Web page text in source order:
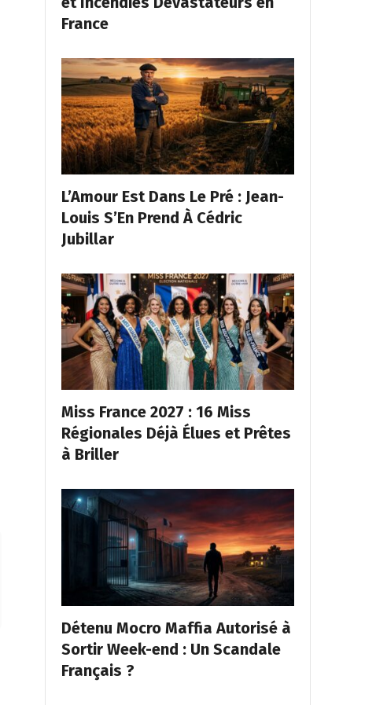
France
L’Amour Est Dans Le Pré : Jean-
Louis S’En Prend À Cédric
Jubillar
Miss France 2027 : 16 Miss
Régionales Déjà Élues et Prêtes
à Briller
Détenu Mocro Maffia Autorisé à
Sortir Week-end : Un Scandale
Français ?